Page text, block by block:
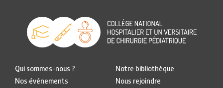
Qui sommes-nous ?
Nos événements
Notre bibliothèque
Nous rejoindre